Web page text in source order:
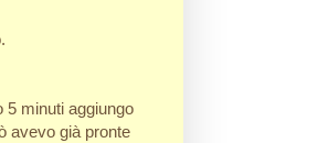
5 minuti aggiungo
avevo già pronte